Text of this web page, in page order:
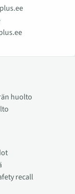
huolto
recall